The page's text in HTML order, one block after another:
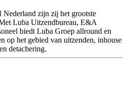
Nederland zijn zij het grootste
Luba Uitzendbureau, E&A
biedt Luba Groep allround en
op het gebied van uitzenden, inhouse
detachering.